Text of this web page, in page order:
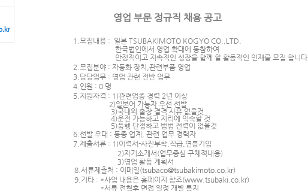
영업 부문 정규직 채용 공고
1.모집내용 : 일본 TSUBAKIMOTO KOGYO CO.,LTD.
한국법인에서 영업 확대에 동참하여
안정적이고 지속적인 성장을 함께 할 활동적인 인재를 모집 합니다.
2.모집분야 :자동화 장치 ,관련부품 영업
3. 담당업무 : 영업 관련 전반 업무
4. 인원 : 0 명
5. 지원자격 : 1)관련업종 경력 2년 이상
2)일본어 가능자 우선 선발
3)국내외 출장 결격 사유 없을것
4)운전 가능하고 지리에 익숙할 것
5)품행 단정하고 범법 전력이 없을것
6.선발 우대 :동종 업계 ,관련 업무 경력자
7.제출서류 : 1)이력서-사진부착 직급 연봉기입
2)자기소개서 (업무중심 구체적내용)
3)영업 활동 계획서
8. 서류제출처 : 이메일(tsubaco@tsubakimoto.co.kr)
9. 기타 : *사업 내용은 홈페이지 참조(www.tsubaki.co.kr)
*서류 전형후 면접 일정 개별 통지